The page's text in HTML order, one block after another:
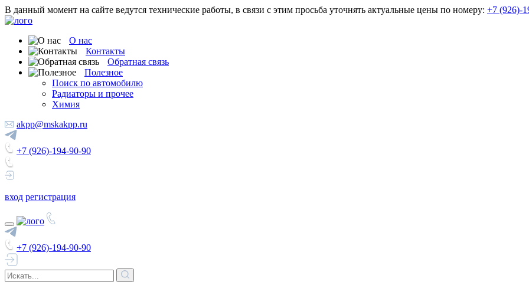
В данный момент на сайте ведутся технические работы, в связи с этим просьба уточнять актуальные цены по номеру: +7 (926)-
О нас
Контакты
Обратная связь
Полезное
Поиск по автомобилю
Радиаторы и прочее
Химия
akpp@mskakpp.ru
+7 (926)-194-90-90
вход регистрация
+7 (926)-194-90-90